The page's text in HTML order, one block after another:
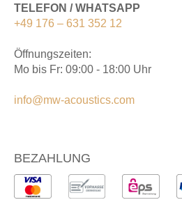
TELEFON / WHATSAPP
+49 176 – 631 352 12
Öffnungszeiten:
Mo bis Fr: 09:00 - 18:00 Uhr
info@mw-acoustics.com
BEZAHLUNG